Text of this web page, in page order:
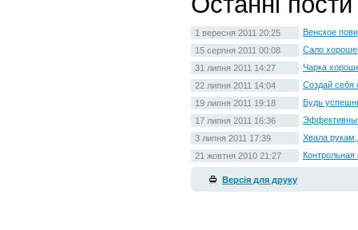
1 вересня 2011 20:25
Венское
15 серпня 2011 00:08
Сало
31 липня 2011 14:27
Чарка
22 липня 2011 14:04
Создай
19 липня 2011 19:18
Будь
17 липня 2011 16:36
3 липня 2011 17:39
Хвала
21 жовтня 2010 21:27
Контрольная
Версія для друку